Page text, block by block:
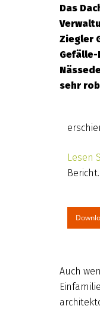
Das
Ziegler
Gefälle-
sehr
Lesen
Bericht.
Auch